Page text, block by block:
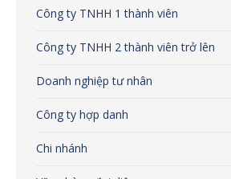
Công ty TNHH 1 thành viên
Công ty TNHH 2 thành viên trở lên
Doanh nghiệp tư nhân
Công ty hợp danh
Chi nhánh